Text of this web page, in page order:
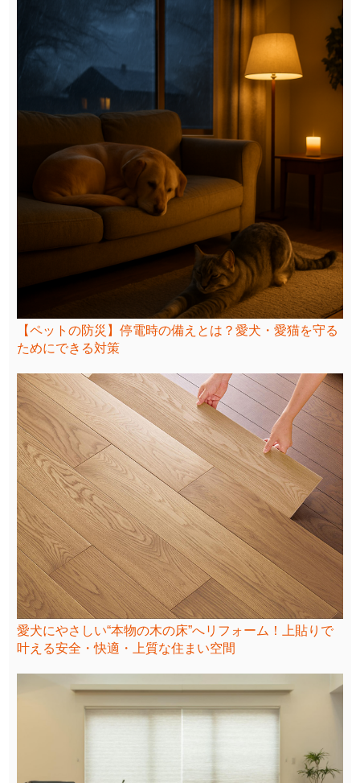
【ペットの防災】停電時の備えとは？愛犬・愛猫を守る
ためにできる対策
愛犬にやさしい“本物の木の床”へリフォーム！上貼りで
叶える安全・快適・上質な住まい空間